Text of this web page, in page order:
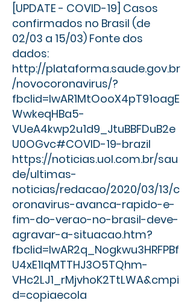
[UPDATE - COVID-19] Casos
confirmados no Brasil (de
02/03 a 15/03) Fonte dos
dados:
http://plataforma.saude.gov.br
/novocoronavirus/?
fbclid=IwAR1MtOooX4pT91oagE
WwkeqHBa5-
VUeA4kwp2u1d9_JtuBBFDuB2e
U0OGvc#COVID-19-brazil
https://noticias.uol.com.br/sau
de/ultimas-
noticias/redacao/2020/03/13/c
oronavirus-avanca-rapido-e-
fim-do-verao-no-brasil-deve-
agravar-a-situacao.htm?
fbclid=IwAR2q_Nogkwu3HRFPBf
U4xE1IqMTTHJ3O5TQhm-
VHc2LJ1_rMjvhoK2TtLWA&cmpi
d=copiaecola